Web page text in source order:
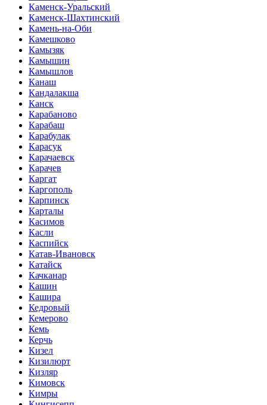
Каменск-Уральский
Каменск-Шахтинский
Камень-на-Оби
Камешково
Камызяк
Камышин
Камышлов
Канаш
Кандалакша
Канск
Карабаново
Карабаш
Карабулак
Карасук
Карачаевск
Карачев
Каргат
Каргополь
Карпинск
Карталы
Касимов
Касли
Каспийск
Катав-Ивановск
Катайск
Качканар
Кашин
Кашира
Кедровый
Кемерово
Кемь
Керчь
Кизел
Кизилюрт
Кизляр
Кимовск
Кимры